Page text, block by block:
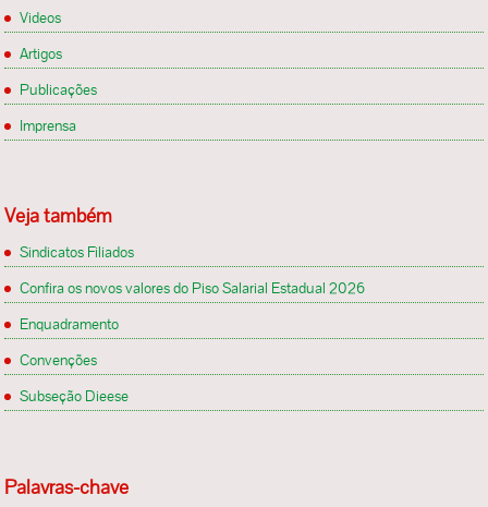
Videos
Artigos
Publicações
Imprensa
Veja também
Sindicatos Filiados
Confira os novos valores do Piso Salarial Estadual 2026
Enquadramento
Convenções
Subseção Dieese
Palavras-chave